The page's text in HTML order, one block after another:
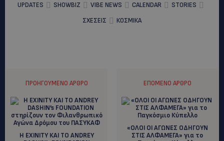
UPDATES SHOWBIZ VIBE NEWS CALENDAR
STORIES
ΣΧΕΣΕΙΣ
ΚΟΣΜΙΚΑ
ΠΡΟΗΓΟΎΜΕΝΟ ΆΡΘΡΟ
Η EXINITY ΚΑΙ ΤΟ ANDREY
ΕΠΌΜΕΝΟ ΆΡΘΡΟ
«ΟΛΟΙ ΟΙ ΑΓΩΝΕΣ ΟΔΗΓΟΥΝ
ΣΤΙΣ ΑΛΦΑΜΕΓΑ» για το